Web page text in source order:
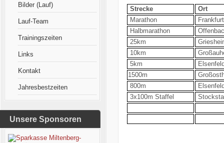
Bilder (Lauf)
Lauf-Team
Trainingszeiten
Links
Kontakt
Jahresbestzeiten
Unsere Sponsoren
Strecke
Ort
Marathon
Halbmarathon
25km
10km
5km
1500m
800m
3x100m Staffel